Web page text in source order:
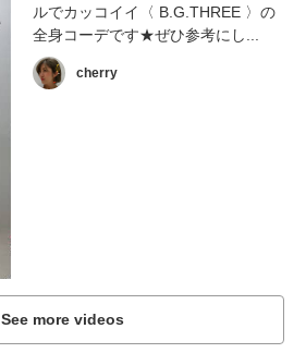
ルでカッコイイ〈 B.G.THREE 〉の
全身コーデです★ぜひ参考にし...
cherry
See more videos